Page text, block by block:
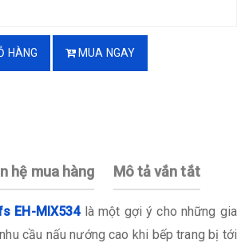
HÀNG MUA NGAY
hệ mua hàng Mô tả vắn tắt
EH-MIX534 là một gợi ý cho những gia
cầu nấu nướng cao khi bếp trang bị tới